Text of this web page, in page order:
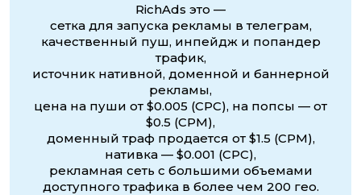
RichAds это —
сетка для запуска рекламы в телеграм,
качественный пуш, инпейдж и попандер
трафик,
источник нативной, доменной и баннерной
рекламы,
цена на пуши от $0.005 (CPC), на попсы — от
$0.5 (CPM),
доменный траф продается от $1.5 (CPM),
нативка — $0.001 (CPC),
рекламная сеть с большими объемами
доступного трафика в более чем 200 гео.